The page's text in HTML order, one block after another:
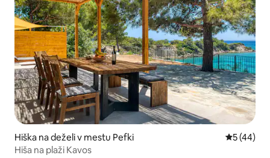
Hiška na deželi v mestu Pefki
5 (44)
Hiša na plaži Kavos